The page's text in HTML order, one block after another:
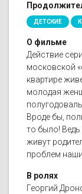
ДЕТСКИЕ
О фильме
Действие
московской
квартире
молодая
Вроде бы,
то было! Ведь
живут
проблем
В ролях
Георгий